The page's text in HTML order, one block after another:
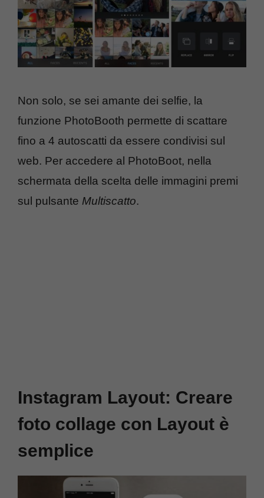
Non solo, se sei amante dei selfie, la
funzione PhotoBooth permette di scattare
fino a 4 autoscatti da essere condivisi sul
web. Per accedere al PhotoBoot, nella
schermata della scelta delle immagini premi
sul pulsante Multiscatto.
Instagram Layout: Creare
foto collage con Layout è
semplice